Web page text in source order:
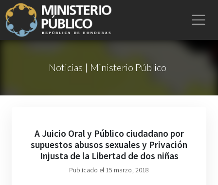
Noticias | Ministerio Público
A Juicio Oral y Público ciudadano por
supuestos abusos sexuales y Privación
Injusta de la Libertad de dos niñas
Publicado el 15 marzo, 2018